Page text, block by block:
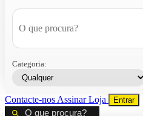
Categoria:
Contacte-nos AssinarLoja Entrar